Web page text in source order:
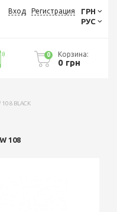
Вход Регистрация
ГРН
РУС
0 Корзина:
0 грн
BLACK
108